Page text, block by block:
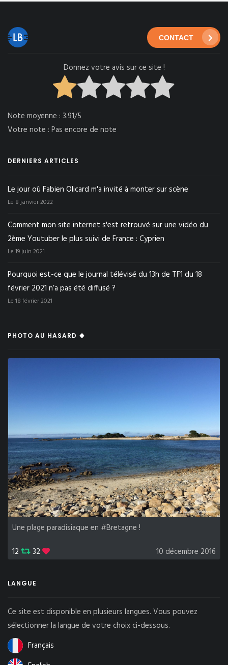
CONTACT
Donnez votre avis sur ce site !
Note moyenne : 3.91/5
Votre note : Pas encore de note
DERNIERS ARTICLES
Le jour où Fabien Olicard m'a invité à monter sur scène
Le 8 janvier 2022
Comment mon site internet s'est retrouvé sur une vidéo du
2ème Youtuber le plus suivi de France : Cyprien
Le 19 juin 2021
Pourquoi est-ce que le journal télévisé du 13h de TF1 du 18
février 2021 n’a pas été diffusé ?
Le 18 février 2021
PHOTO AU HASARD 🍀
Une plage paradisiaque en #Bretagne !
12
32 10 décembre 2016
LANGUE
Ce site est disponible en plusieurs langues. Vous pouvez
sélectionner la langue de votre choix ci-dessous.
Français